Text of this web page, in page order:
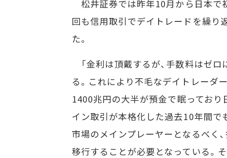
松井証券では昨年10月から日本で
回も信用取引でデイトレードを繰り
た。
「金利は頂戴するが、手数料はゼ
る。これにより不毛なデイトレーダ
1400兆円の大半が預金で眠ってお
イン取引が本格化した過去10年間で
市場のメインプレーヤーとなるべく
移行することが必要となっている。